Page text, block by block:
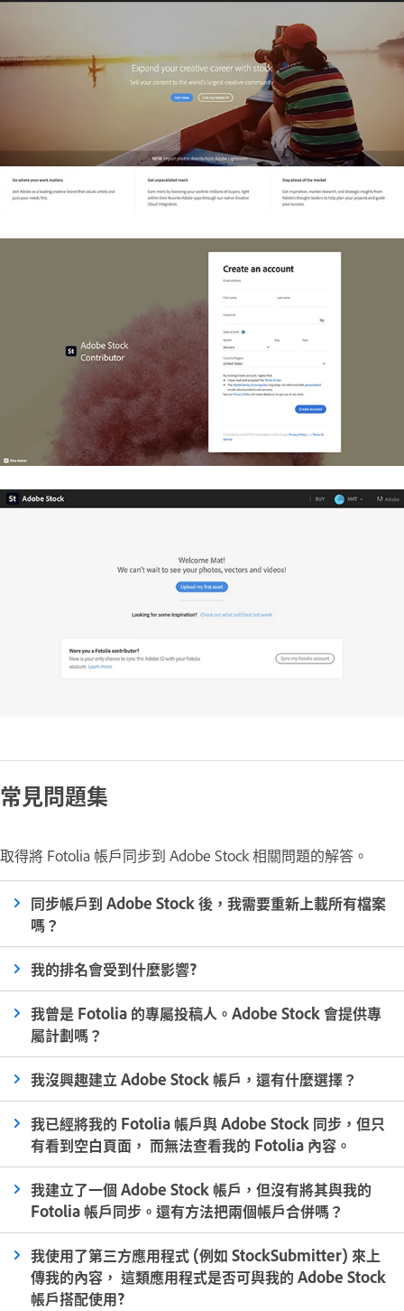
常見問題集
取得將 Fotolia 帳戶同步到 Adobe Stock 相關問題的解答。
同步帳戶到 Adobe Stock 後，我需要重新上載所有檔案
嗎？
我的排名會受到什麼影響?
我曾是 Fotolia 的專屬投稿人。Adobe Stock 會提供專
屬計劃嗎？
我沒興趣建立 Adobe Stock 帳戶，還有什麼選擇？
我已經將我的 Fotolia 帳戶與 Adobe Stock 同步，但只
有看到空白頁面， 而無法查看我的 Fotolia 內容。
我建立了一個 Adobe Stock 帳戶，但沒有將其與我的
Fotolia 帳戶同步。還有方法把兩個帳戶合併嗎？
我使用了第三方應用程式 (例如 StockSubmitter) 來上
傳我的內容， 這類應用程式是否可與我的 Adobe Stock
帳戶搭配使用?